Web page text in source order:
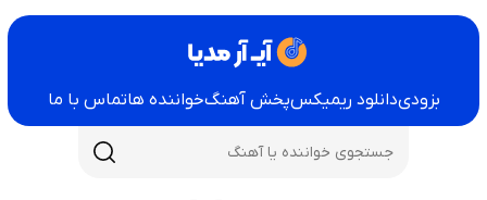
بزودیدانلود ریمیکسپخش آهنگخواننده هاتماس با ما